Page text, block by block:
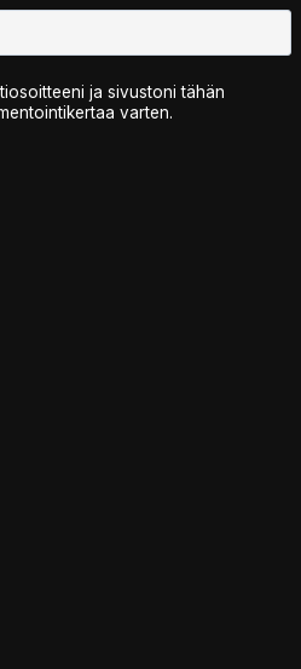
ja sivustoni tähän
varten.